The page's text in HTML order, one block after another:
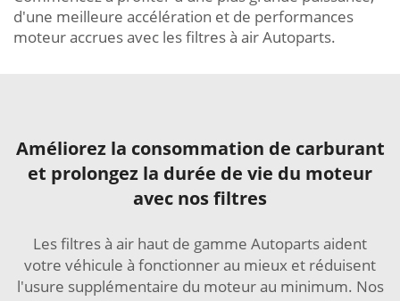
d'une meilleure accélération et de performances
moteur accrues avec les filtres à air Autoparts.
Améliorez la consommation de carburant
et prolongez la durée de vie du moteur
avec nos filtres
Les filtres à air haut de gamme Autoparts aident
votre véhicule à fonctionner au mieux et réduisent
l'usure supplémentaire du moteur au minimum. Nos